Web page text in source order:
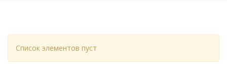
Список элементов пуст